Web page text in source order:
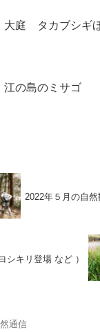
大庭 タカブシギ
江の島のミサゴ
2022年５月の自
シキリ登場 など ）
通信